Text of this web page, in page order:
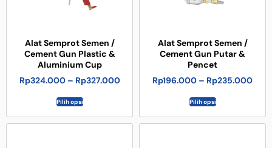
Alat Semprot Semen /
Cement Gun Plastic &
Aluminium Cup
Rp324.000 – Rp327.000
Pilih opsi
Alat Semprot Semen /
Cement Gun Putar &
Pencet
Rp196.000 – Rp235.000
Pilih opsi